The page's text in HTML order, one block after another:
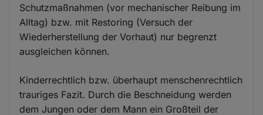
Schutzmaßnahmen (vor mechanischer Reibung im
Alltag) bzw. mit Restoring (Versuch der
Wiederherstellung der Vorhaut) nur begrenzt
ausgleichen können.
Kinderrechtlich bzw. überhaupt menschenrechtlich
trauriges Fazit. Durch die Beschneidung werden
dem Jungen oder dem Mann ein Großteil der